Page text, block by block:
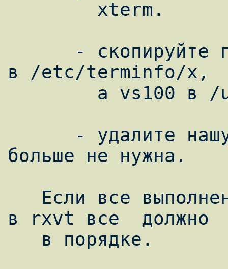
в /etc/terminfo/x,
больше не нужна.
в rxvt все  должно